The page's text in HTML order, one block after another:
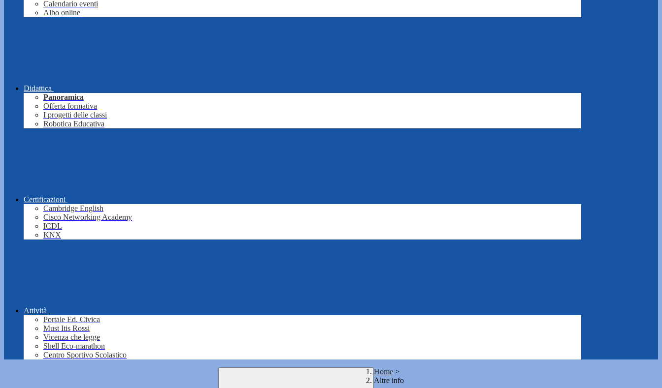
Calendario eventi
Albo online
Didattica
Panoramica
Offerta formativa
I progetti delle classi
Robotica Educativa
Certificazioni
Cambridge English
Cisco Networking Academy
ICDL
KNX
Attività
Portale Ed. Civica
Must Itis Rossi
Vicenza che legge
Shell Eco-marathon
Centro Sportivo Scolastico
Home >
Altre info